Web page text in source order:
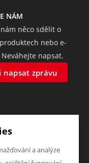
NÁM
něco sdělit o
nebo e-
napsat.
napsat zprávu
a analýze